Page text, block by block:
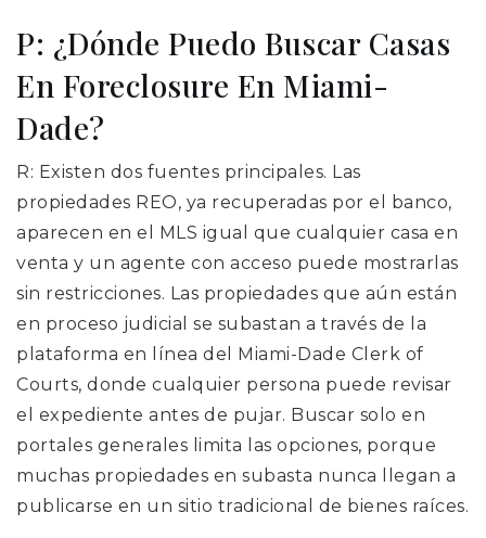
P: ¿Dónde Puedo Buscar Casas
En Foreclosure En Miami-
Dade?
R: Existen dos fuentes principales. Las
propiedades REO, ya recuperadas por el banco,
aparecen en el MLS igual que cualquier casa en
venta y un agente con acceso puede mostrarlas
sin restricciones. Las propiedades que aún están
en proceso judicial se subastan a través de la
plataforma en línea del Miami-Dade Clerk of
Courts, donde cualquier persona puede revisar
el expediente antes de pujar. Buscar solo en
portales generales limita las opciones, porque
muchas propiedades en subasta nunca llegan a
publicarse en un sitio tradicional de bienes raíces.